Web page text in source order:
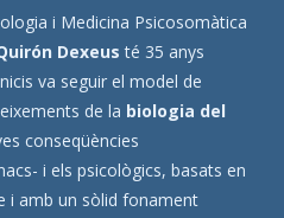
i Medicina Psicosomàtica
Dexeus té 35 anys
va seguir el model de
de la biologia del
conseqüències
i els psicològics, basats en
i amb un sòlid fonament